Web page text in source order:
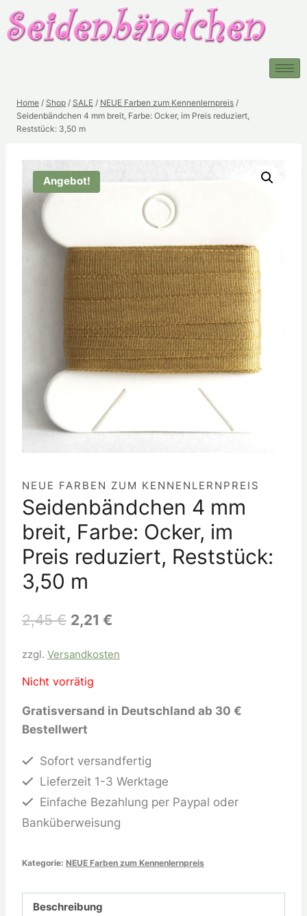
Home / Shop / SALE / NEUE Farben zum Kennenlernpreis /
Seidenbändchen 4 mm breit, Farbe: Ocker, im Preis reduziert,
Reststück: 3,50 m
Angebot!
NEUE FARBEN ZUM KENNENLERNPREIS
Seidenbändchen 4 mm
breit, Farbe: Ocker, im
Preis reduziert, Reststück:
3,50 m
2,45€ 2,21 €
zzgl. Versandkosten
Nicht vorrätig
Gratisversand in Deutschland ab 30 €
Bestellwert
Sofort versandfertig
Lieferzeit 1-3 Werktage
Einfache Bezahlung per Paypal oder
Banküberweisung
Kategorie: NEUE Farben zum Kennenlernpreis
Beschreibung